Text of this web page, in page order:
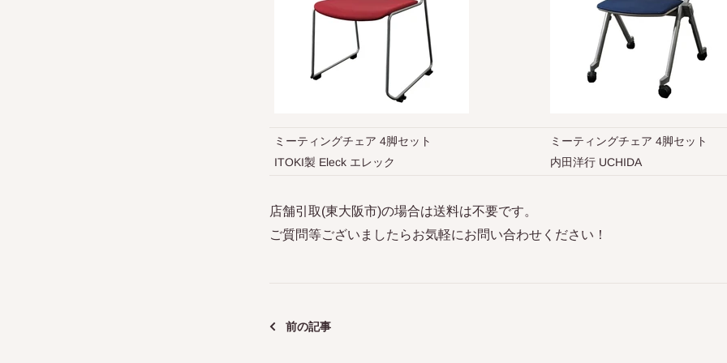
ミーティングチェア 4脚セット
ITOKI製 Eleck エレック
ミーティングチェア 4脚セット
内田洋行 UCHIDA
店舗引取(東大阪市)の場合は送料は不要です。
ご質問等ございましたらお気軽にお問い合わせください！
前の記事